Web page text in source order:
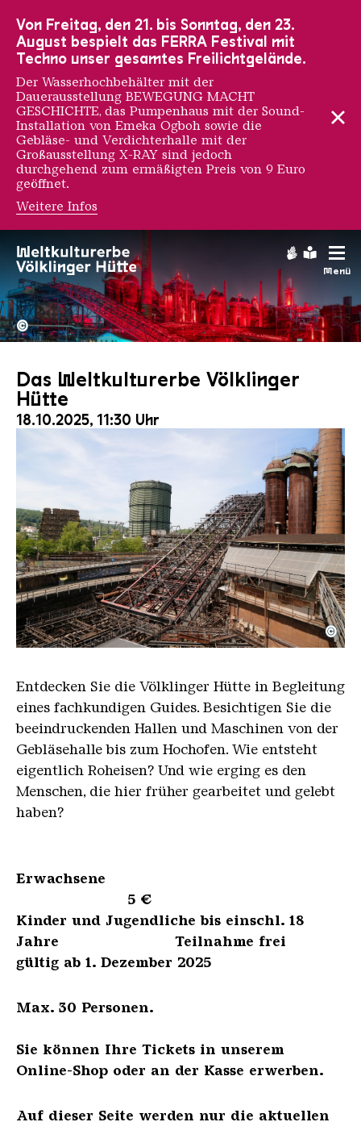
Menü
Hochofengruppe in Rot
Copyright:
©
Das Weltkulturerbe Völklinger
Hütte
18.10.2025, 11:30 Uhr
Der Erzschrägaufzug der Völklinger Hütte mit
Copyright: Weltkulturerbe Völklinger Hütte | Karl
©
Entdecken Sie die Völklinger Hütte in Begleitung
eines fachkundigen Guides. Besichtigen Sie die
beeindruckenden Hallen und Maschinen von der
Gebläsehalle bis zum Hochofen. Wie entsteht
eigentlich Roheisen? Und wie erging es den
Menschen, die hier früher gearbeitet und gelebt
haben?
Erwachsene
5 €
Kinder und Jugendliche bis einschl. 18
Jahre Teilnahme frei
gültig ab 1. Dezember 2025
Max. 30 Personen.
Sie können Ihre Tickets in unserem
Online-Shop oder an der Kasse erwerben.
Auf dieser Seite werden nur die aktuellen
Von Freitag, den 21. bis Sonntag, den 23.
August bespielt das FERRA Festival mit
Techno unser gesamtes Freilichtgelände.
Der Wasserhochbehälter mit der
Dauerausstellung BEWEGUNG MACHT
GESCHICHTE, das Pumpenhaus mit der Sound-
Installation von Emeka Ogboh sowie die
Gebläse- und Verdichterhalle mit der
Großausstellung X-RAY sind jedoch
durchgehend zum ermäßigten Preis von 9 Euro
geöffnet.
Weitere Infos